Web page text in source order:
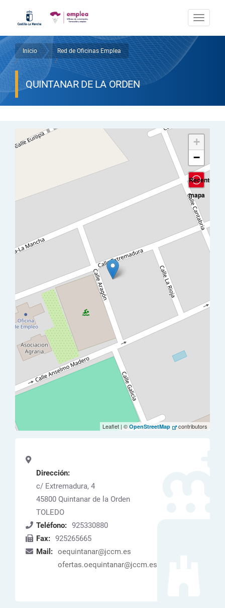
principal
Sobrescribir
enlaces
a
navegación
Inicio
/
Red de Oficinas Emplea
/
QUINTANAR DE LA ORDEN
+
−
Recentrar
mapa
Leaflet | ©OpenStreetMap contributors
Dirección:
c/ Extremadura, 4
45800 Quintanar de la Orden
TOLEDO
Teléfono: 925330880
Fax: 925265665
Mail: oequintanar@jccm.es
ofertas.oequintanar@jccm.es